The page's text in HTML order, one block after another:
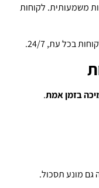
משמעותית. לקוחות
בכל עת, 24/7.
בזמן אמת.
גם מונע תסכול.